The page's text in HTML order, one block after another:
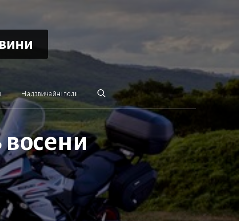
Надзвичайні події
восени